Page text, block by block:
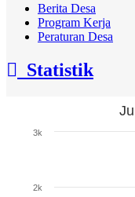
Berita Desa
Program Kerja
Peraturan Desa
Statistik
The chart has 1 Y axis
2k
3k